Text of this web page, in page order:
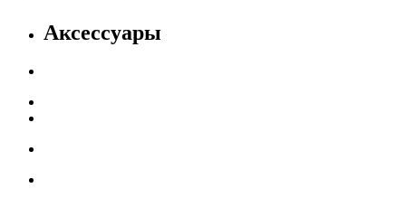
Аксессуары